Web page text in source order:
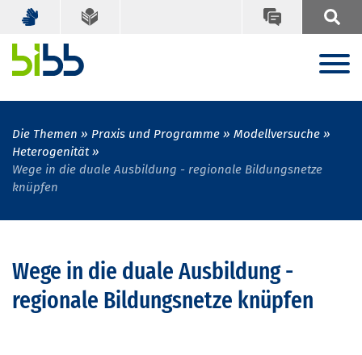
Die Themen Praxis und Programme
Modellversuche
Heterogenität
Wege in die duale Ausbildung - regionale Bildungsnetze
knüpfen
Wege in die duale Ausbildung -
regionale Bildungsnetze knüpfen